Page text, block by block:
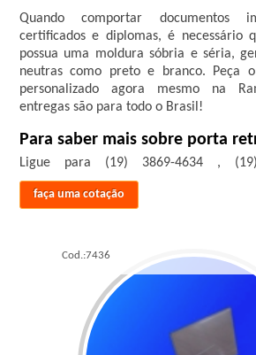
Quando comportar documentos
certificados e diplomas, é necessário
possua uma moldura sóbria e séria,
neutras como preto e branco. Peça
personalizado agora mesmo na
entregas são para todo o Brasil!
Para saber mais sobre porta
Ligue para (19) 3869-4634 ,
faça uma cotação
Cod.:7436